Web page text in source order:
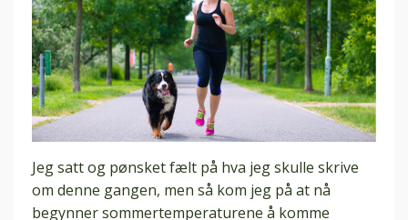
Jeg satt og pønsket fælt på hva jeg skulle skrive
om denne gangen, men så kom jeg på at nå
begynner sommertemperaturene å komme